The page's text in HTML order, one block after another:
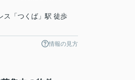
ス
「つくば 」駅 徒歩
情報の見方